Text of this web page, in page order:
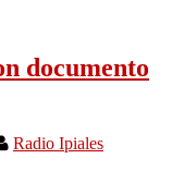
documento
Radio Ipiales